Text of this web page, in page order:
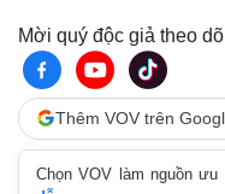
Mời quý độc giả theo
Thêm VOV trên
Chọn VOV làm nguồn